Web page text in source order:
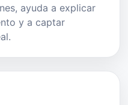
ayuda a explicar
y a captar